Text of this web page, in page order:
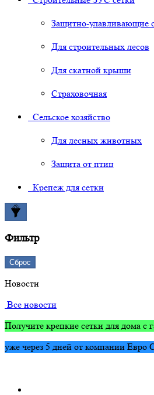
Защитно-улавливающие
Для строительных лесов
Для скатной крыши
Страховочная
Сельское хозяйство
Для лесных животных
Защита от птиц
Крепеж для сетки
Фильтр
Сброс
Новости
Все новости
Получите крепкие сетки для дома с
уже через 5 дней от компании Евро